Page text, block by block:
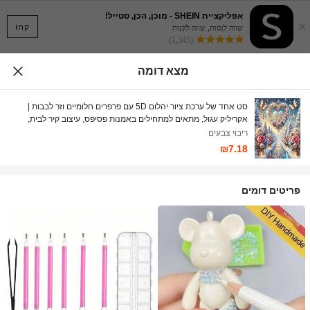
קחו ×
אפליקציית SHEIN - מוכן, הכן, סטייל!
שווה לנסות, שווה לקנות
(1,345)
מצא דומה
סט אחד של ערכת ציור יהלום 5D עם פרפרים חלומיים וזר לבבות |
אקריליק עגול, מתאים למתחילים באמנות פסיפס, עיצוב קיר לבית,
מתנה אידיאלית לחג המולד
ריבוי צבעים
₪7.18
פריטים דומים